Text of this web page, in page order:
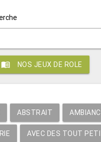
menu_book NOS JEUX DE ROLE
ABSTRAIT
AVEC DES TOUT